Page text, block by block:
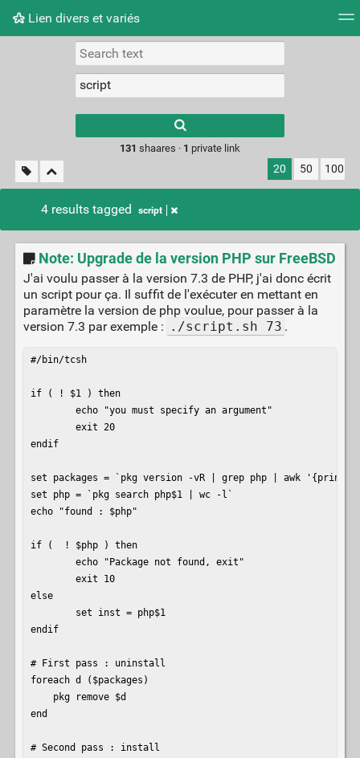
Lien divers et variés
Picture wall
results.
131 shaares · 1 private link
20 50 100
4 results tagged script
Note: Upgrade de la version PHP sur FreeBSD
J'ai voulu passer à la version 7.3 de PHP, j'ai donc écrit
un script pour ça. Il suffit de l'exécuter en mettant en
paramètre la version de php voulue, pour passer à la
version 7.3 par exemple : ./script.sh 73 .
#/bin/tcsh
if ( ! $1 ) then
        echo "you must specify an argument"
        exit 20
endif
set packages = `pkg version -vR | grep php | awk
set php = `pkg search php$1 | wc -l`
echo "found : $php"
if (  ! $php ) then
        echo "Package not found, exit"
        exit 10
else
        set inst = php$1
endif
# First pass : uninstall
foreach d ($packages)
    pkg remove $d
end
# Second pass : install